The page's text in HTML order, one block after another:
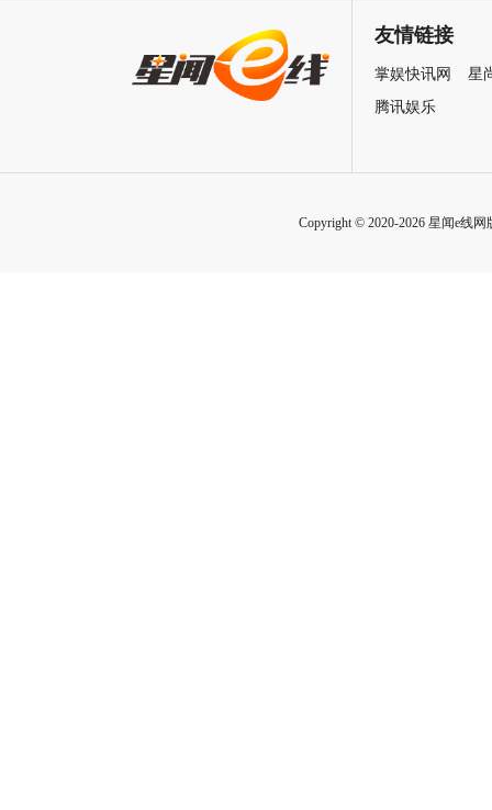
友情链接
掌娱快讯网
星
腾讯娱乐
Copyright © 2020-2026 星闻e线